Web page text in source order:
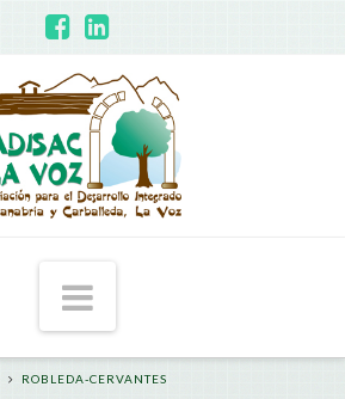
Navigation
ROBLEDA-CERVANTES